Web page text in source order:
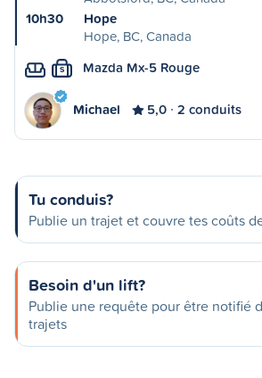
10h30
Hope
Hope, BC, Canada
S Mazda Mx-5 Rouge
Michael 5,0 2 conduits
Tu conduis?
Publie un trajet et couvre tes coûts
Besoin d'un lift?
Publie une requête pour être notifié
trajets